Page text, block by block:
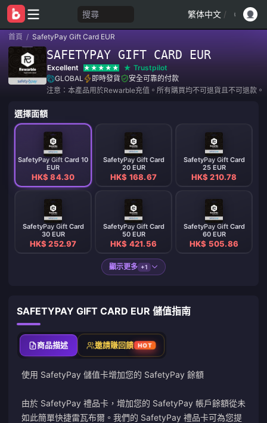
搜尋 繁体中文 /
首頁 / SafetyPay Gift Card EUR
SAFETYPAY GIFT CARD EUR
Excellent
Trustpilot
GLOBAL
即時發貨
安全可靠的付款
注意：本產品用於Rewarble充值。所有購買均不可退貨且不可退款。
選擇面額
SafetyPay Gift Card 10
EUR
HK$ 84.30
SafetyPay Gift Card
20 EUR
HK$ 168.67
SafetyPay Gift Card
25 EUR
HK$ 210.78
SafetyPay Gift Card
30 EUR
HK$ 252.97
SafetyPay Gift Card
50 EUR
HK$ 421.56
SafetyPay Gift Card
60 EUR
HK$ 505.86
顯示更多 +1
SAFETYPAY GIFT CARD EUR 儲值指南
商品描述 邀請賺回饋 HOT
使用 SafetyPay 儲值卡增加您的 SafetyPay 餘額
由於 SafetyPay 禮品卡，增加您的 SafetyPay 帳戶餘額從未
如此簡單快捷雷瓦布爾 。我們的 SafetyPay 禮品卡可為您提